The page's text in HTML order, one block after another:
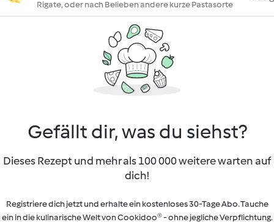
Rigate, oder nach Belieben andere kurze Pastasorte
Gefällt dir, was du siehst?
Dieses Rezept und mehr als 100 000 weitere warten auf
dich!
Registriere dich jetzt und erhalte ein kostenloses 30-Tage Abo. Tauche
ein in die kulinarische Welt von Cookidoo® - ohne jegliche Verpflichtung.